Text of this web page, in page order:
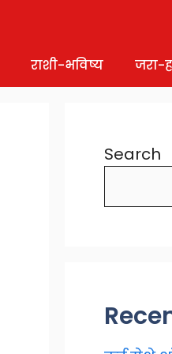
राशी-भविष्य जरा-
Search